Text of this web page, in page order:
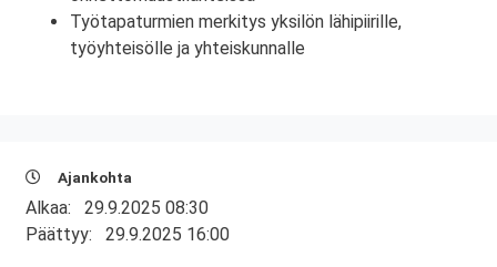
Työtapaturmien merkitys yksilön lähipiirille,
työyhteisölle ja yhteiskunnalle
Ajankohta
Alkaa: 29.9.2025 08:30
Päättyy: 29.9.2025 16:00